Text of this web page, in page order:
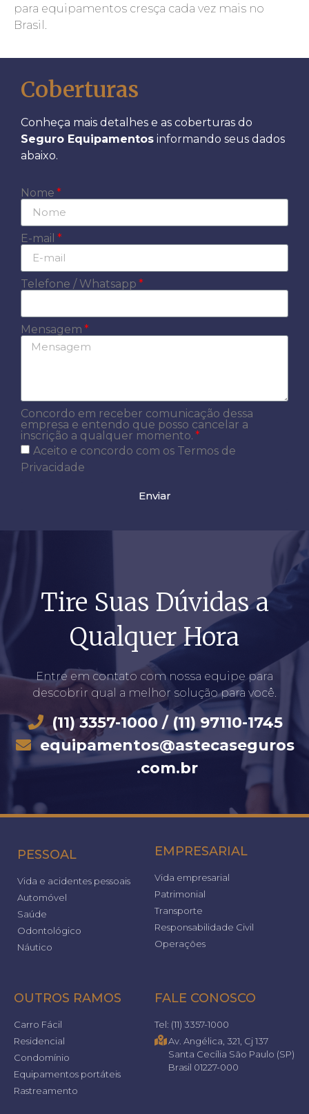
para equipamentos cresça cada vez mais no
Brasil.
Coberturas
Conheça mais detalhes e as coberturas do
Seguro Equipamentos informando seus dados
abaixo.
Nome
E-mail
Telefone / Whatsapp
Mensagem
Concordo em receber comunicação dessa
empresa e entendo que posso cancelar a
inscrição a qualquer momento.
Aceito e concordo com os Termos de
Privacidade
Enviar
Tire Suas Dúvidas a
Qualquer Hora
Entre em contato com nossa equipe para
descobrir qual a melhor solução para você.
(11) 3357-1000 / (11) 97110-1745
equipamentos@astecaseguros
.com.br
PESSOAL
Vida e acidentes pessoais
Automóvel
Saúde
Odontológico
Náutico
EMPRESARIAL
Vida empresarial
Patrimonial
Transporte
Responsabilidade Civil
Operações
OUTROS RAMOS
Carro Fácil
Residencial
Condomínio
Equipamentos portáteis
Rastreamento
FALE CONOSCO
Tel: (11) 3357-1000
Av. Angélica, 321, Cj 137
Santa Cecília São Paulo (SP)
Brasil 01227-000